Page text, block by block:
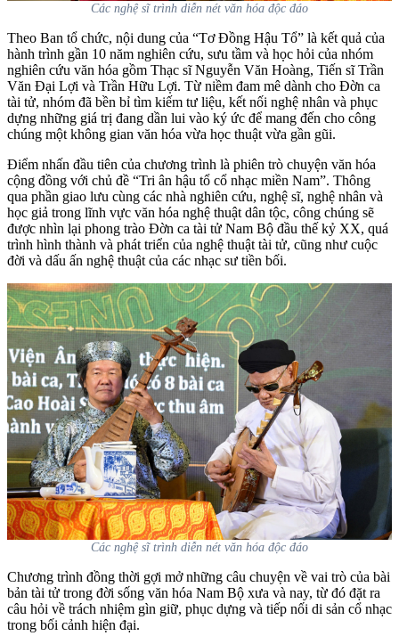
Các nghệ sĩ trình diễn nét văn hóa độc đáo
Theo Ban tổ chức, nội dung của “Tơ Đồng Hậu Tổ” là kết quả của
hành trình gần 10 năm nghiên cứu, sưu tầm và học hỏi của nhóm
nghiên cứu văn hóa gồm Thạc sĩ Nguyễn Văn Hoàng, Tiến sĩ Trần
Văn Đại Lợi và Trần Hữu Lợi. Từ niềm đam mê dành cho Đờn ca
tài tử, nhóm đã bền bỉ tìm kiếm tư liệu, kết nối nghệ nhân và phục
dựng những giá trị đang dần lui vào ký ức để mang đến cho công
chúng một không gian văn hóa vừa học thuật vừa gần gũi.
Điểm nhấn đầu tiên của chương trình là phiên trò chuyện văn hóa
cộng đồng với chủ đề “Tri ân hậu tổ cổ nhạc miền Nam”. Thông
qua phần giao lưu cùng các nhà nghiên cứu, nghệ sĩ, nghệ nhân và
học giả trong lĩnh vực văn hóa nghệ thuật dân tộc, công chúng sẽ
được nhìn lại phong trào Đờn ca tài tử Nam Bộ đầu thế kỷ XX, quá
trình hình thành và phát triển của nghệ thuật tài tử, cũng như cuộc
đời và dấu ấn nghệ thuật của các nhạc sư tiền bối.
Các nghệ sĩ trình diễn nét văn hóa độc đáo
Chương trình đồng thời gợi mở những câu chuyện về vai trò của bài
bản tài tử trong đời sống văn hóa Nam Bộ xưa và nay, từ đó đặt ra
câu hỏi về trách nhiệm gìn giữ, phục dựng và tiếp nối di sản cổ nhạc
trong bối cảnh hiện đại.